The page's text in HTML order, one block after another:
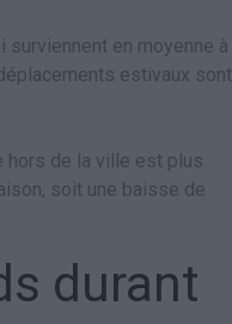
en moyenne à
estivaux sont
hors de la ville est plus
soit une baisse de
durant